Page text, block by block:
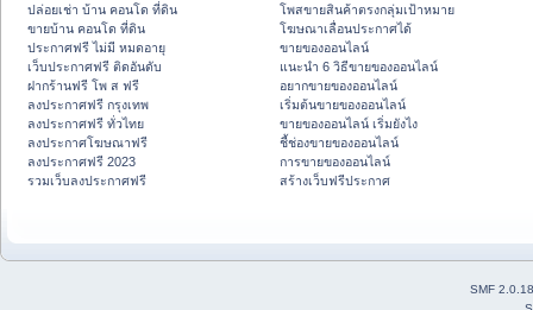
ปล่อยเช่า บ้าน คอนโด ที่ดิน
ขายบ้าน คอนโด ที่ดิน
ประกาศฟรี ไม่มี หมดอายุ
เว็บประกาศฟรี ติดอันดับ
ฝากร้านฟรี โพ ส ฟรี
ลงประกาศฟรี กรุงเทพ
ลงประกาศฟรี ทั่วไทย
ลงประกาศโฆษณาฟรี
ลงประกาศฟรี 2023
รวมเว็บลงประกาศฟรี
โพสขายสินค้าตรงกลุ่มเป้าหมาย
โฆษณาเลื่อนประกาศได้
ขายของออนไลน์
แนะนำ 6 วิธีขายของออนไลน์
อยากขายของออนไลน์
เริ่มต้นขายของออนไลน์
ขายของออนไลน์ เริ่มยังไง
ชี้ช่องขายของออนไลน์
การขายของออนไลน์
สร้างเว็บฟรีประกาศ
SMF 2.0.18